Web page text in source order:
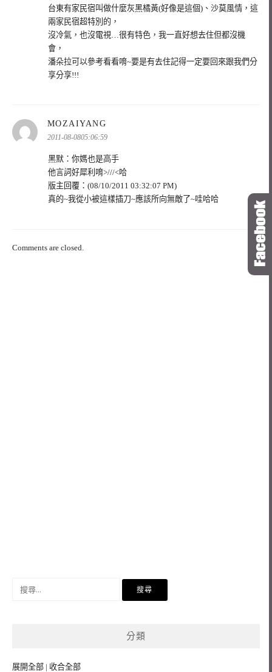
台東有家民宿叫做什麼灰黑橘黃(好像是這個)、沙莫風情，這
兩家民宿超特別的，
沒冷氣，也沒電視…很有特色，我一直好想去住但都沒機
會，
潘朵拉可以參考看看唷~要是有去住記得一定要回來跟我們分
享分享!!!
MOZAIYANG
示:
2011-08-0805:06:59
黑默：你媽也是高手
他言詞好犀利唷>///<哈
版主回覆：(08/10/2011 03:32:07 PM)
真的~我從小被這樣插刀~應該所向無敵了~哇哈哈
Comments are closed.
分類
展開全部 | 收合全部